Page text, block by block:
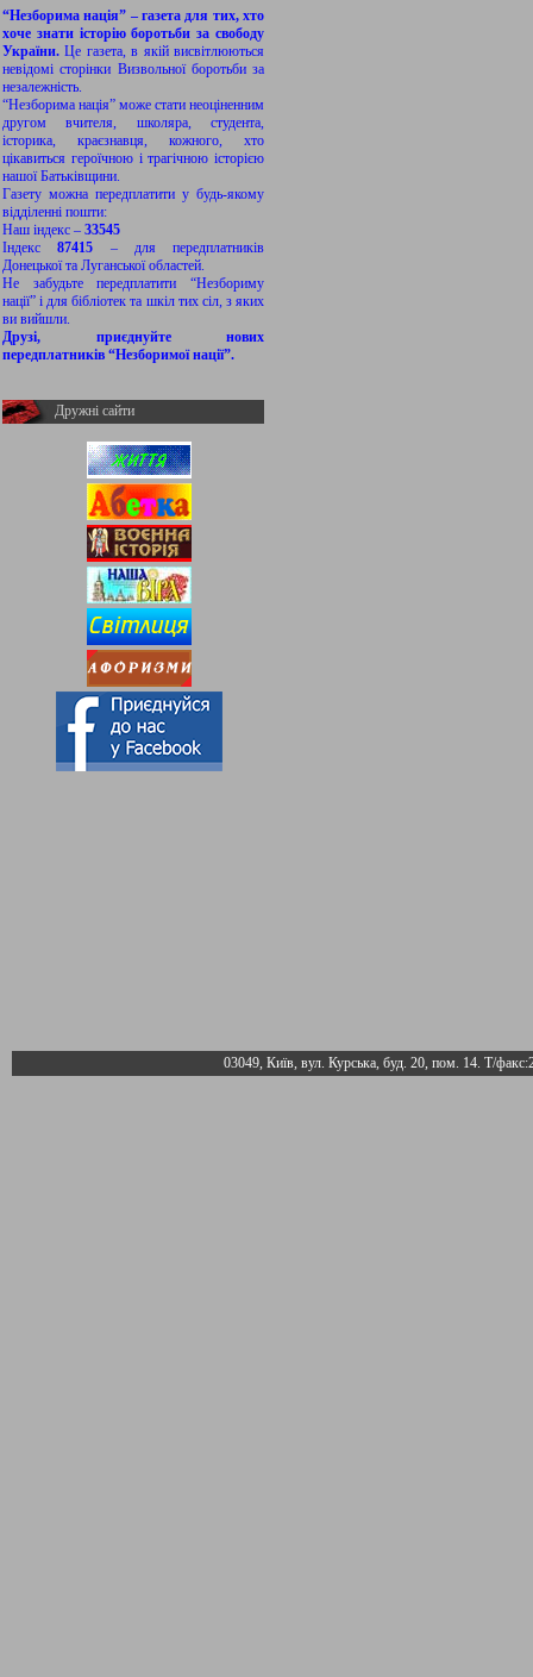
“Незборима нація” – газета для тих, хто
хоче знати історію боротьби за свободу
України.Це газета, в якій висвітлюються
невідомі сторінки Визвольної боротьби за
незалежність.
“Незборима нація” може стати неоціненним
другом вчителя, школяра, студента,
історика, краєзнавця, кожного, хто
цікавиться героїчною і трагічною історією
нашої Батьківщини.
Газету можна передплатити у будь-якому
відділенні пошти:
Наш індекс – 33545
Індекс87415 – для передплатників
Донецької та Луганської областей.
Не забудьте передплатити “Незбориму
нації” і для бібліотек та шкіл тих сіл, з яких
ви вийшли.
Друзі, приєднуйте нових
передплатників “Незборимої нації”.
Дружні сайти
03049, Київ, вул. Курська, буд. 20, пом. 14. Т/